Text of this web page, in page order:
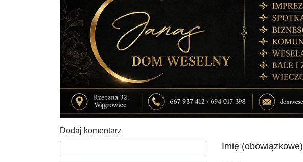
Dodaj komentarz
Imię (obowiązkowe)
Tekst komentarza